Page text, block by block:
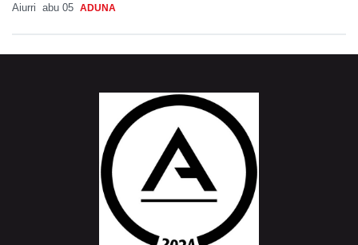
Aiurri abu 05 ADUNA